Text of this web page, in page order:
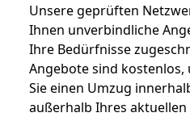
Unsere geprüften
Ihnen unverbindliche
Ihre Bedürfnisse
Angebote sind
Sie einen Umzug
außerhalb Ihres